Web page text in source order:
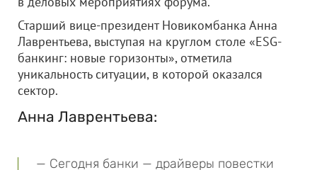
Старший вице-президент Новикомбанка Анна
Лаврентьева, выступая на круглом столе «ESG-
банкинг: новые горизонты», отметила
уникальность ситуации, в которой оказался
сектор.
Анна Лаврентьева:
— Сегодня банки — драйверы повестки